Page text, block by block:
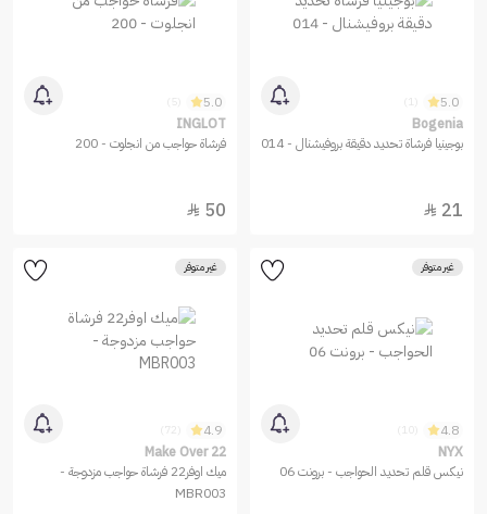
5.0
Bogenia
بوجينيا فرشاة تحديد دقيقة بروفيشنال - 014
21

5.0
INGLOT
فرشاة حواجب من انجلوت - 200
50

غير متوفر
4.8
NYX
نيكس قلم تحديد الحواجب - برونت 06
غير متوفر
4.9
Make Over 22
ميك اوفر22 فرشاة حواجب مزدوجة -
MBR003